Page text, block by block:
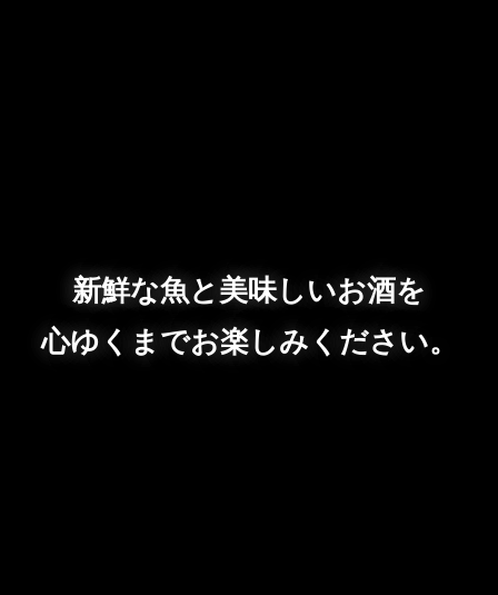
新鮮な魚と美味しいお酒を
心ゆくまでお楽しみください。